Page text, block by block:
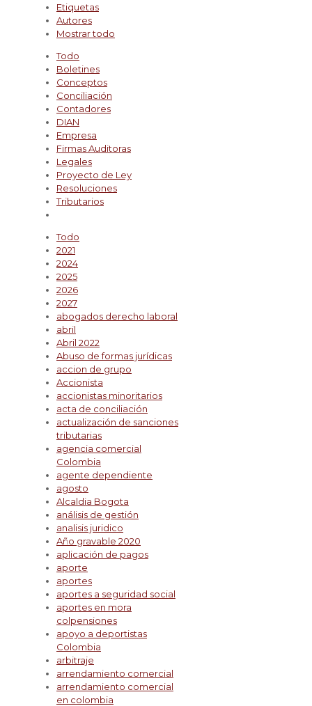
Etiquetas
Autores
Mostrar todo
Todo
Boletines
Conceptos
Conciliación
Contadores
DIAN
Empresa
Firmas Auditoras
Legales
Proyecto de Ley
Resoluciones
Tributarios
Todo
2021
2024
2025
2026
2027
abogados derecho laboral
abril
Abril 2022
Abuso de formas jurídicas
accion de grupo
Accionista
accionistas minoritarios
acta de conciliación
actualización de sanciones
tributarias
agencia comercial
Colombia
agente dependiente
agosto
Alcaldia Bogota
análisis de gestión
analisis juridico
Año gravable 2020
aplicación de pagos
aporte
aportes
aportes a seguridad social
aportes en mora
colpensiones
apoyo a deportistas
Colombia
arbitraje
arrendamiento comercial
arrendamiento comercial
en colombia